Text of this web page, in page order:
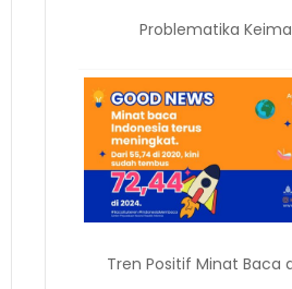
Problematika
Tren Positif Minat Baca